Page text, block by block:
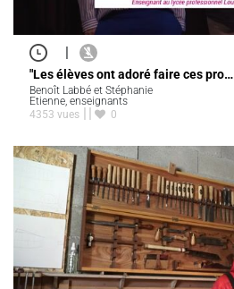
|
"Les élèves ont adoré faire ces pro…
Benoît Labbé et Stéphanie
Etienne, enseignants
4353 vues
0